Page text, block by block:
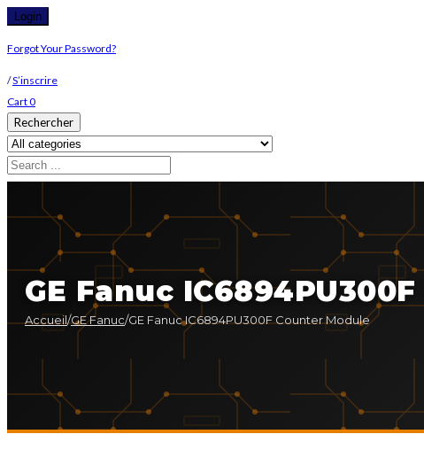
Forgot Your Password?
/S’inscrire
Cart0
Rechercher
GE Fanuc
Accueil/GE Fanuc/GE Fanuc IC6894PU300F Counter Module